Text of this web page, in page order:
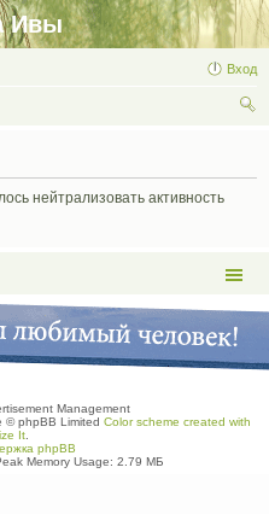
Ивы
Вход
нейтрализовать активность
Management
© phpBB Limited Color scheme created with
It.
phpBB
Memory Usage: 2.79 МБ